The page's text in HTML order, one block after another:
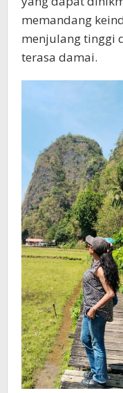
memandang
menjulang tinggi
terasa damai.